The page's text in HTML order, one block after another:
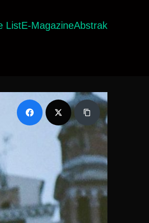
ListE-MagazineAbstrak